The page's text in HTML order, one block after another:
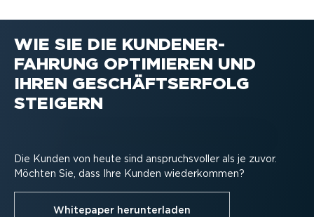
WIE SIE DIE KUNDEN­ER­
FAHRUNG OPTIMIEREN UND
IHREN GESCHÄFTS­ERFOLG
STEIGERN
Die Kunden von heute sind anspruchs­voller als je zuvor.
Möchten Sie, dass Ihre Kunden wieder­kommen?
Whitepaper herun­ter­laden